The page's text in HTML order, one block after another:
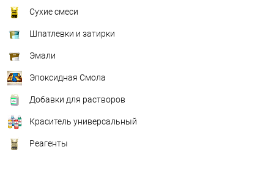
Сухие смеси
Шпатлевки и затирки
Эмали
Эпоксидная Смола
Добавки для растворов
Краситель универсальный
Реагенты